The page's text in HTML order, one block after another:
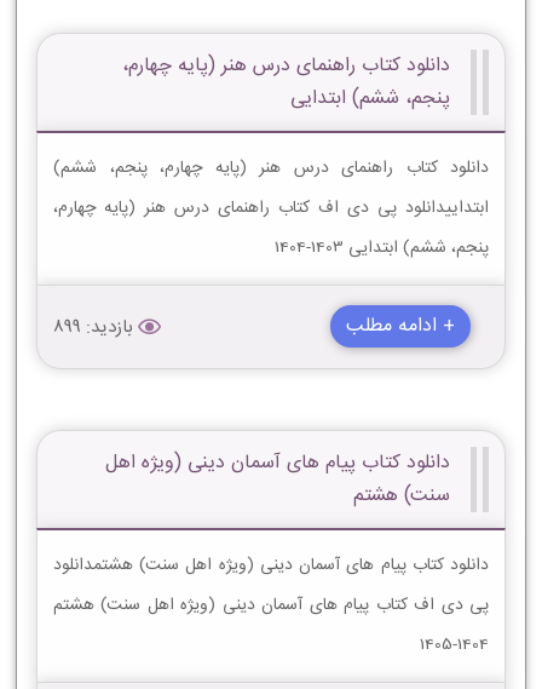
دانلود کتاب راهنمای درس هنر (پایه چهارم،
پنجم، ششم) ابتدایی
دانلود کتاب راهنمای درس هنر (پایه چهارم، پنجم، ششم)
ابتداییدانلود پی دی اف کتاب راهنمای درس هنر (پایه چهارم،
پنجم، ششم) ابتدایی 1403-1404
+ ادامه مطلب بازدید: 899
دانلود کتاب پیام های آسمان دینی (ویژه اهل
سنت) هشتم
دانلود کتاب پیام های آسمان دینی (ویژه اهل سنت) هشتمدانلود
پی دی اف کتاب پیام های آسمان دینی (ویژه اهل سنت) هشتم
1404-1405